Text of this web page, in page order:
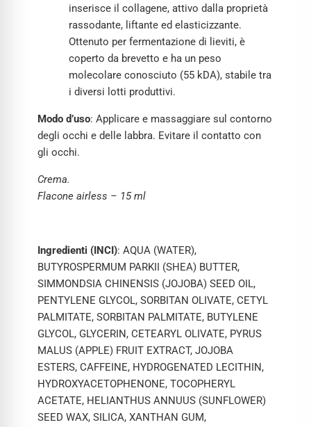
inserisce il collagene, attivo dalla proprietà
rassodante, liftante ed elasticizzante.
Ottenuto per fermentazione di lieviti, è
coperto da brevetto e ha un peso
molecolare conosciuto (55 kDA), stabile tra
i diversi lotti produttivi.
Modo d’uso: Applicare e massaggiare sul contorno
degli occhi e delle labbra. Evitare il contatto con
gli occhi.
Crema.
Flacone airless – 15 ml
Ingredienti (INCI): AQUA (WATER),
BUTYROSPERMUM PARKII (SHEA) BUTTER,
SIMMONDSIA CHINENSIS (JOJOBA) SEED OIL,
PENTYLENE GLYCOL, SORBITAN OLIVATE, CETYL
PALMITATE, SORBITAN PALMITATE, BUTYLENE
GLYCOL, GLYCERIN, CETEARYL OLIVATE, PYRUS
MALUS (APPLE) FRUIT EXTRACT, JOJOBA
ESTERS, CAFFEINE, HYDROGENATED LECITHIN,
HYDROXYACETOPHENONE, TOCOPHERYL
ACETATE, HELIANTHUS ANNUUS (SUNFLOWER)
SEED WAX, SILICA, XANTHAN GUM,